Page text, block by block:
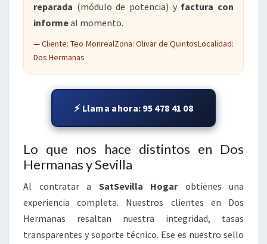
reparada (módulo de potencia) y factura con
informeal momento.
— Cliente: Teo MonrealZona: Olivar de QuintosLocalidad:
Dos Hermanas
⚡ Llama ahora: 95 478 41 08
Lo que nos hace distintos en Dos
Hermanas y Sevilla
Al contratar a SatSevilla Hogarobtienes una
experiencia completa. Nuestros clientes en Dos
Hermanas resaltan nuestra integridad, tasas
transparentes y soporte técnico. Ese es nuestro sello